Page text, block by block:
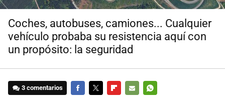
Coches, autobuses, camiones... Cualquier
vehículo probaba su resistencia aquí con
un propósito: la seguridad
3 comentarios